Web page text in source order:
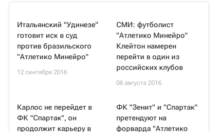
Итальянский "Удинезе"
готовит иск в суд
против бразильского
"Атлетико Минейро"
12 сентября 2016
СМИ: футболист
"Атлетико Минейро"
Клейтон намерен
перейти в один из
российских клубов
06 августа 2016
Карлос не перейдет в
ФК "Спартак", он
продолжит карьеру в
ФК "Зенит" и "Спартак"
претендуют на
форварда "Атлетико